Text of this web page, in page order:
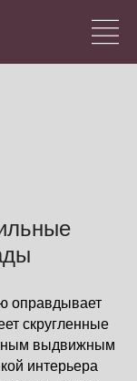
оправдывает
скругленные
выдвижным
интерьера